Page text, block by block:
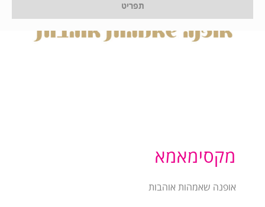
תפריט
מקסימאמא
אופנה שאמהות אוהבות